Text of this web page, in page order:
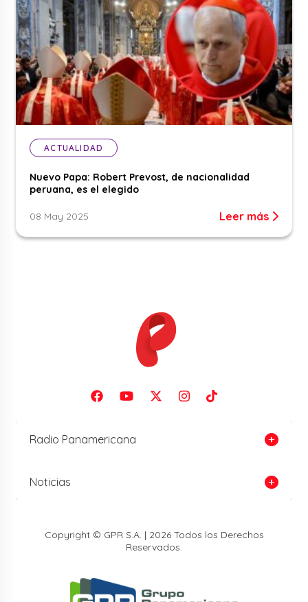
ACTUALIDAD
Nuevo Papa: Robert Prevost, de nacionalidad
peruana, es el elegido
08 May 2025 Leer más
Radio Panamericana
Noticias
Copyright © GPR S.A. | 2026 Todos los Derechos
Reservados.